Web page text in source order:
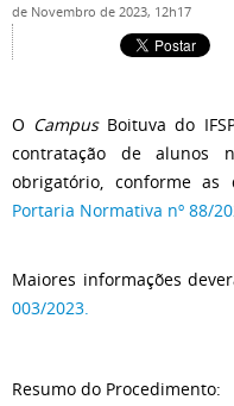
de Novembro de 2023, 12h17
O CampusBoituva do
contratação de alunos
obrigatório, conforme as
Portaria Normativa nº 88/
Maiores informações
003/2023.
Resumo do Procedimento: